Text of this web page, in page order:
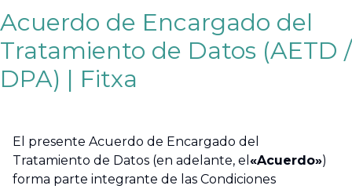
Acuerdo de Encargado del
Tratamiento de Datos (AETD /
DPA) | Fitxa
El presente Acuerdo de Encargado del
Tratamiento de Datos (en adelante, el «Acuerdo»)
forma parte integrante de las Condiciones